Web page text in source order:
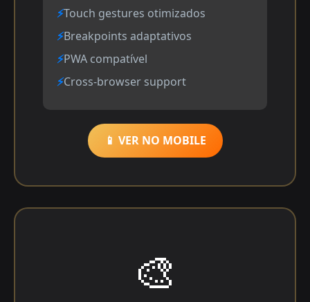
Touch gestures otimizados
Breakpoints adaptativos
PWA compatível
Cross-browser support
📱 VER NO MOBILE
🎨